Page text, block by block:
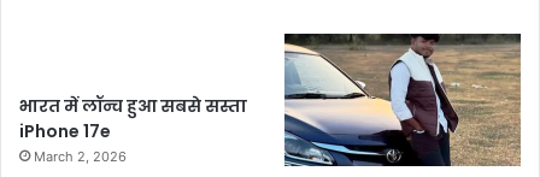
भारत में लॉन्च हुआ सबसे सस्ता
iPhone 17e
March 2, 2026